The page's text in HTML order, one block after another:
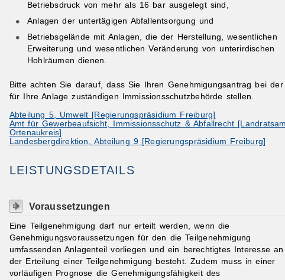
Betriebsdruck von mehr als 16 bar ausgelegt sind,
Anlagen der untertägigen Abfallentsorgung und
Betriebsgelände mit Anlagen, die der Herstellung, wesentlichen
Erweiterung und wesentlichen Veränderung von unterirdischen
Hohlräumen dienen.
Bitte achten Sie darauf, dass Sie Ihren Genehmigungsantrag bei der
für Ihre Anlage zuständigen Immissionsschutzbehörde stellen.
Abteilung 5, Umwelt [Regierungspräsidium Freiburg]
Amt für Gewerbeaufsicht, Immissionsschutz & Abfallrecht
Ortenaukreis]
Landesbergdirektion, Abteilung 9 [Regierungspräsidium Freiburg]
LEISTUNGSDETAILS
Voraussetzungen
Eine Teilgenehmigung darf nur erteilt werden, wenn die
Genehmigungsvoraussetzungen für den die Teilgenehmigung
umfassenden Anlagenteil vorliegen und ein berechtigtes Interesse an
der Erteilung einer Teilgenehmigung besteht. Zudem muss in einer
vorläufigen Prognose die Genehmigungsfähigkeit des